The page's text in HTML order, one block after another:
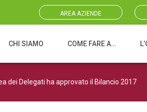
AREA AZIENDE
CHI SIAMO COME FARE A…
dei Delegati ha approvato il Bilancio 2017